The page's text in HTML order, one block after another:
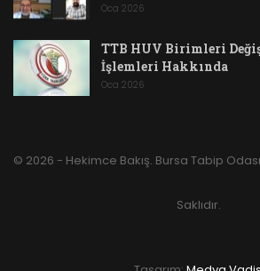
Oca 2026
TTB HUV Birimleri
İşlemleri Hakkında
Oca 2026
© 2026 - Hekimce Bakış. Bursa Tabip Odası
Saklıdır.